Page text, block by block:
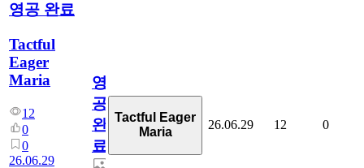
영공 완료
Tactful
Eager
Maria
12
0
0
26.06.29
영
공
완
료
Tactful Eager
Maria
26.06.29 12 0